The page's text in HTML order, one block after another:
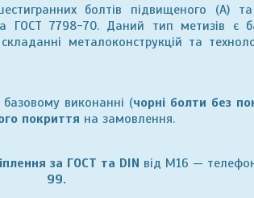
болтів підвищеного (А)
ГОСТ 7798-70. Даний тип метизів є
металоконструкцій та
виконанні (чорні болти без
покриття на замовлення.
за ГОСТ та DIN від М16 —
99.